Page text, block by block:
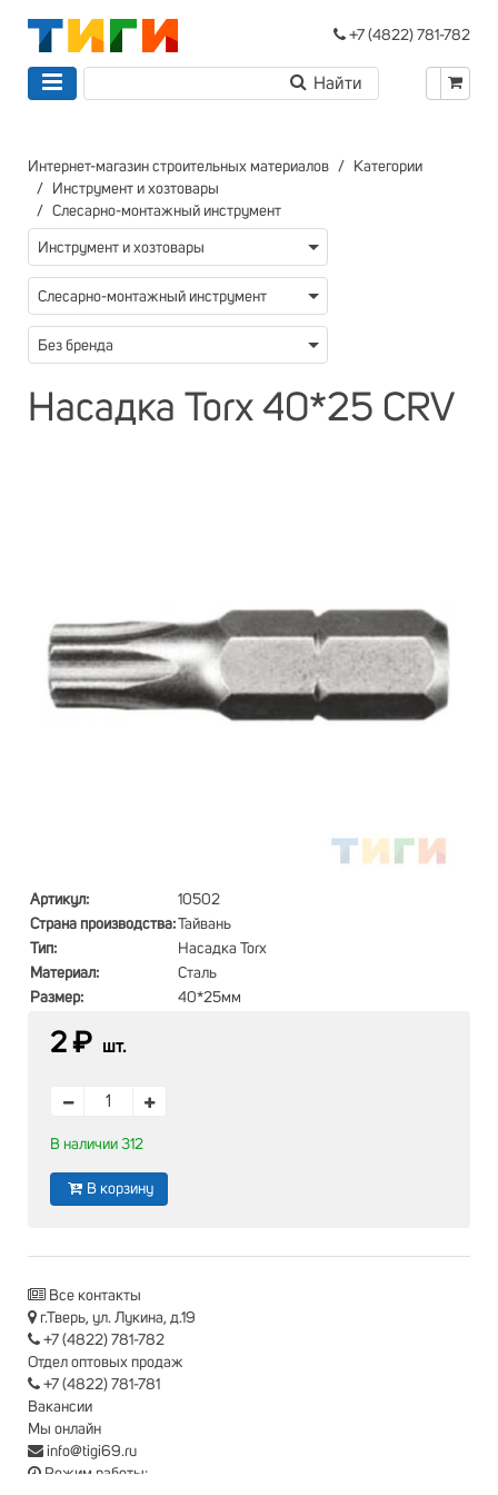
+7 (4822) 781-782
Интернет-магазин строительных материалов
Категории
Инструмент и хозтовары
Слесарно-монтажный инструмент
Инструмент и хозтовары
Слесарно-монтажный инструмент
Без бренда
Насадка Torx 40*25 CRV
Артикул:
10502
Страна производства:Тайвань
Тип:
Насадка Torx
Материал:
Сталь
Размер:
40*25мм
2 ₽ шт.
В наличии 312
В корзину
Все контакты
г.Тверь, ул. Лукина, д.19
+7 (4822) 781-782
Отдел оптовых продаж
+7 (4822) 781-781
Вакансии
Мы онлайн
info@tigi69.ru
Режим работы: